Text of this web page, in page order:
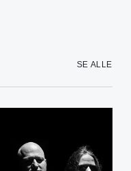
SE ALLE